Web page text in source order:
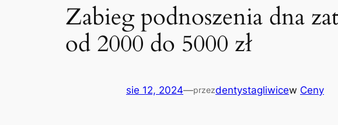
Zabieg podnoszenia dna
od 2000 do 5000 zł
sie 12, 2024—przezdentystagliwicew Ceny